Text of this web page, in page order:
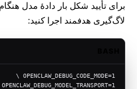
لاگ‌گیری هدفمند اجرا کنید:
OPENCLAW_DEBUG_CODE_MODE=1 \
OPENCLAW_DEBUG_MODEL_TRANSPORT=1 \